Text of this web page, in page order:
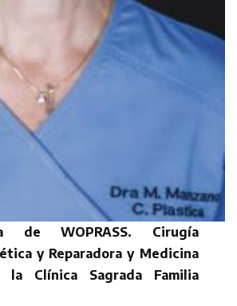
de WOPRASS. Cirugía
y Reparadora y Medicina
la Clínica Sagrada Familia